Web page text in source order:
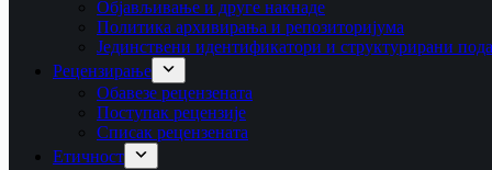
Објављивање и друге накнаде
Политика архивирања и репозиторијума
Јединствени идентификатори и структурирани
Рецензирање
Обавезе рецензената
Поступак рецензије
Списак рецензената
Етичност